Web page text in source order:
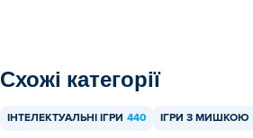
Схожі категорії
ІНТЕЛЕКТУАЛЬНІ ІГРИ 440 ІГРИ З МИШКОЮ